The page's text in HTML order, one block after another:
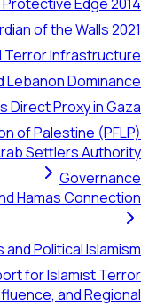
Hamas:
Hezbollah:
Popular
Fatah:
Muslim
Qatar's
Turkey and
Houthi